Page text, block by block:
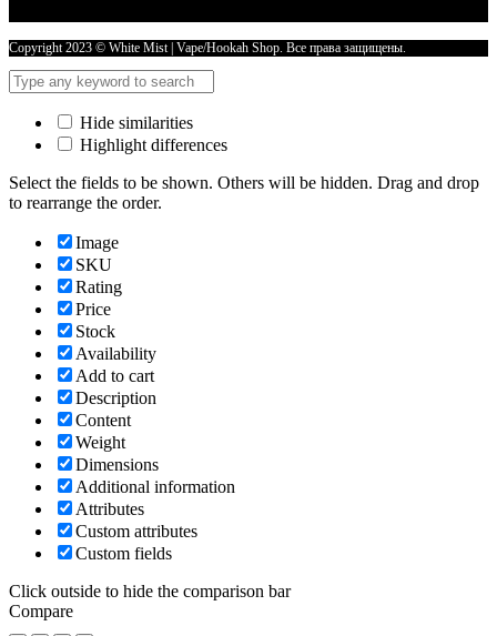
ВИШНЕВАЯ
МЯТА
количество
Copyright 2023 © White Mist | Vape/Hookah Shop. Все права защищены.
Hide similarities
Highlight differences
Select the fields to be shown. Others will be hidden. Drag and drop
to rearrange the order.
Image
SKU
Rating
Price
Stock
Availability
Add to cart
Description
Content
Weight
Dimensions
Additional information
Attributes
Custom attributes
Custom fields
Click outside to hide the comparison bar
Compare